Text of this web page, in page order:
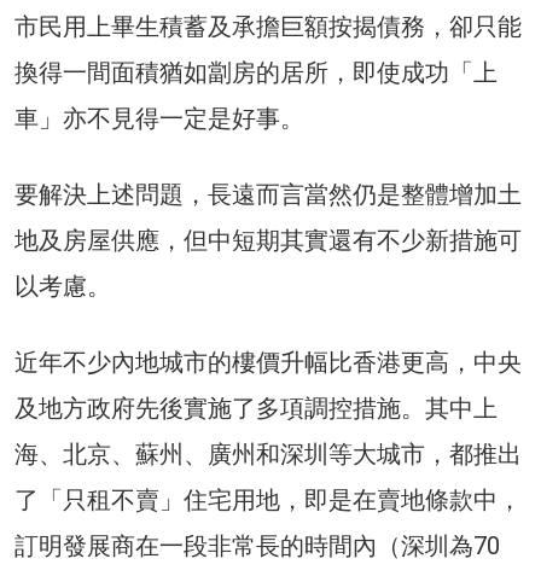
市民用上畢生積蓄及承擔巨額按揭債務，卻只能
換得一間面積猶如劏房的居所，即使成功「上
車」亦不見得一定是好事。
要解決上述問題，長遠而言當然仍是整體增加土
地及房屋供應，但中短期其實還有不少新措施可
以考慮。
近年不少內地城市的樓價升幅比香港更高，中央
及地方政府先後實施了多項調控措施。其中上
海、北京、蘇州、廣州和深圳等大城市，都推出
了「只租不賣」住宅用地，即是在賣地條款中，
訂明發展商在一段非常長的時間內（深圳為70